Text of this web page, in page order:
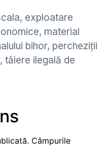
, exploatare
, material
bihor, percheziții
, tăiere ilegală de
Câmpurile